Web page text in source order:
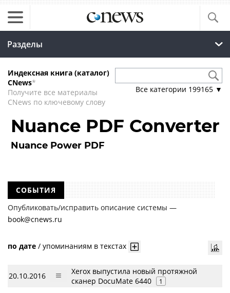
Разделы
Индексная книга (каталог)
CNews*
Получите все материалы
CNews по ключевому слову
Все категории 199165 ▼
Nuance PDF Converter
Nuance Power PDF
СОБЫТИЯ
Опубликовать/исправить описание системы —
book@cnews.ru
по дате / упоминаниям в текстах
20.10.2016
Xerox выпустила новый протяжной
сканер DocuMate 6440
1